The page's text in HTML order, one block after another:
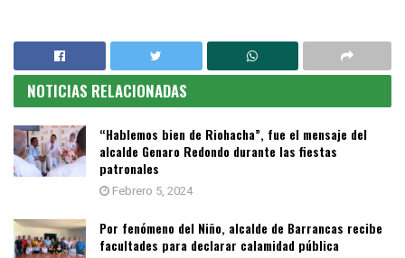
NOTICIAS RELACIONADAS
“Hablemos bien de Riohacha”, fue el mensaje del
alcalde Genaro Redondo durante las fiestas
patronales
Febrero 5, 2024
Por fenómeno del Niño, alcalde de Barrancas recibe
facultades para declarar calamidad pública